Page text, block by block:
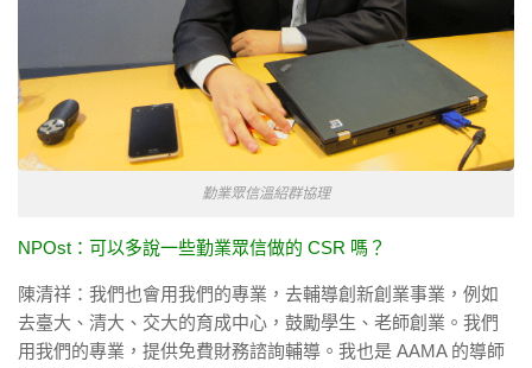
勤業眾信溫紹群協理
NPOst：可以多說一些勤業眾信做的 CSR 嗎？
陳清祥：我們也會用我們的專業，去輔導創新創業事業，例如
去臺大、清大、交大的育成中心，鼓勵學生、老師創業。我們
用我們的專業，提供免費財務諮詢輔導。我也是 AAMA 的導師